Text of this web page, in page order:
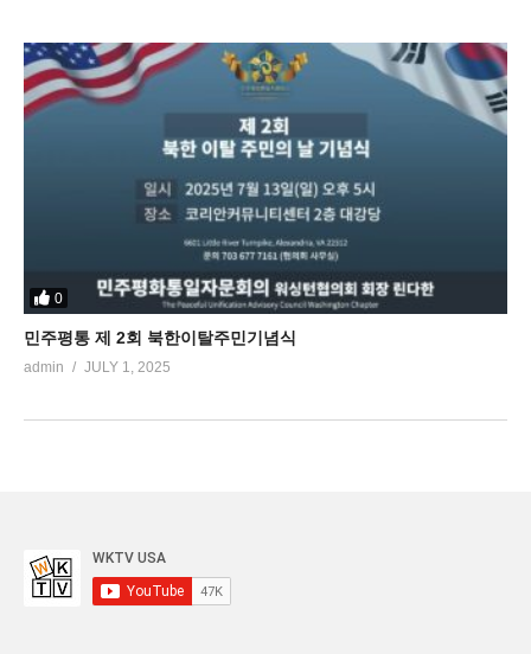
0
민주평통 제 2회 북한이탈주민기념식
admin JULY 1, 2025